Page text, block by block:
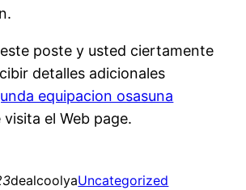
poste y usted ciertamente
detalles adicionales
equipacion osasuna
el Web page.
dealcoolyaUncategorized